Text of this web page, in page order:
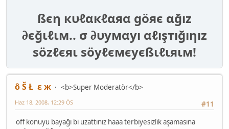
ßєη кυℓαкℓαяα göяє αğız
∂єğιℓιм.. σ ∂υумαуı αℓışтığıηız
ѕözℓєяι ѕöуℓємєуєßιℓιяιм!
ô Š Ł ε ж
<b>Super Moderatör</b>
#11
Haz 18, 2008, 12:29 ÖS
off konuyu bayağı bi uzattınız haaa terbiyesizlik aşamasına